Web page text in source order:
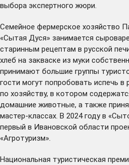
выбора экспертного жюри.
Семейное фермерское хозяйство
«Сытая Дуся» занимается
старинным рецептам в русской
хлеб на закваске из муки
принимают большие группы
гости могут попробовать испечь в
по хозяйству, в котором
домашние животные, а также
мастер-классах. В 2024 году в
первый в Ивановской области
«Агротуризм».
Национальная туристическая